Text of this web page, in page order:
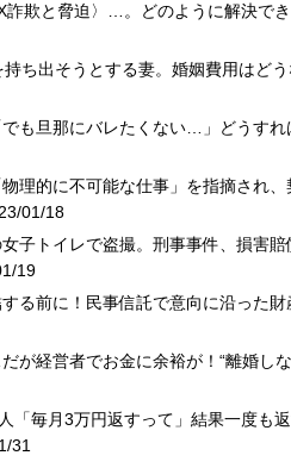
詐欺と脅迫〉…。どのように解決で
ち出そうとする妻。婚姻費用はど
も旦那にバレたくない…」どうすれ
理的に不可能な仕事」を指摘され、
01/18
子トイレで盗撮。刑事事件、損害
19
る前に！民事信託で意向に沿った
が経営者でお金に余裕が！“離婚し
「毎月3万円返すって」結果一度も
31